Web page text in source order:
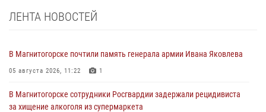
ЛЕНТА НОВОСТЕЙ
В Магнитогорске почтили память генерала армии Ивана Яковлева
05 августа 2026, 11:22 1
В Магнитогорске сотрудники Росгвардии задержали рецидивиста
за хищение алкоголя из супермаркета